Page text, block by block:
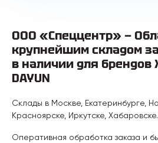
ООО «Спеццентр» —
крупнейшим складом
в наличии для брендов
DAYUN
Склады в Москве, Екатеринбурге,
Красноярске, Иркутске, Хабаровске.
Оперативная обработка заказа и